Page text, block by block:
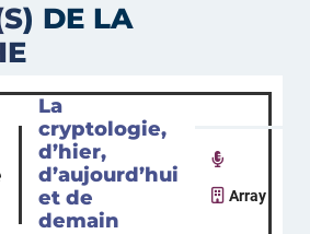
DE LA
La
cryptologie,
d’hier,
d’aujourd’hui
et de
demain
Array